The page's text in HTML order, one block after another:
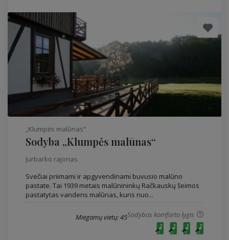
„Klumpės malūnas“
Sodyba „Klumpės malūnas“
Jurbarko rajonas
Svečiai priimami ir apgyvendinami buvusio malūno
pastate. Tai 1939 metais malūnininkų Račkauskų šeimos
pastatytas vandens malūnas, kuris nuo...
Sodybos komforto lygis
Miegamų vietų: 45